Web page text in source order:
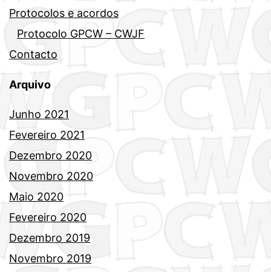
Protocolos e acordos
Protocolo GPCW – CWJF
Contacto
Arquivo
Junho 2021
Fevereiro 2021
Dezembro 2020
Novembro 2020
Maio 2020
Fevereiro 2020
Dezembro 2019
Novembro 2019